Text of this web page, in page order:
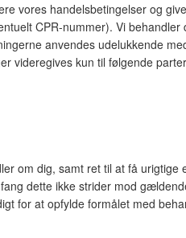
vores handelsbetingelser og
CPR-nummer). Vi
anvendes udelukkende
videregives kun til følgende
om dig, samt ret til at få
dette ikke strider mod
for at opfylde formålet med